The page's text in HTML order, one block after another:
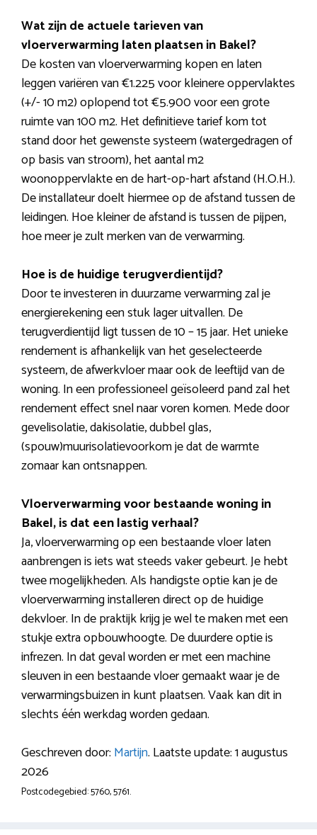
Wat zijn de actuele tarieven van
vloerverwarming laten plaatsen in Bakel?
De kosten van vloerverwarming kopen en laten
leggen variëren van €1.225 voor kleinere oppervlaktes
(+/- 10 m2) oplopend tot €5.900 voor een grote
ruimte van 100 m2. Het definitieve tarief kom tot
stand door het gewenste systeem (watergedragen of
op basis van stroom), het aantal m2
woonoppervlakte en de hart-op-hart afstand (H.O.H.).
De installateur doelt hiermee op de afstand tussen de
leidingen. Hoe kleiner de afstand is tussen de pijpen,
hoe meer je zult merken van de verwarming.
Hoe is de huidige terugverdientijd?
Door te investeren in duurzame verwarming zal je
energierekening een stuk lager uitvallen. De
terugverdientijd ligt tussen de 10 – 15 jaar. Het unieke
rendement is afhankelijk van het geselecteerde
systeem, de afwerkvloer maar ook de leeftijd van de
woning. In een professioneel geïsoleerd pand zal het
rendement effect snel naar voren komen. Mede door
gevelisolatie, dakisolatie, dubbel glas,
(spouw)muurisolatievoorkom je dat de warmte
zomaar kan ontsnappen.
Vloerverwarming voor bestaande woning in
Bakel, is dat een lastig verhaal?
Ja, vloerverwarming op een bestaande vloer laten
aanbrengen is iets wat steeds vaker gebeurt. Je hebt
twee mogelijkheden. Als handigste optie kan je de
vloerverwarming installeren direct op de huidige
dekvloer. In de praktijk krijg je wel te maken met een
stukje extra opbouwhoogte. De duurdere optie is
infrezen. In dat geval worden er met een machine
sleuven in een bestaande vloer gemaakt waar je de
verwarmingsbuizen in kunt plaatsen. Vaak kan dit in
slechts één werkdag worden gedaan.
Geschreven door: Martijn. Laatste update: 1 augustus
2026
Postcodegebied: 5760, 5761.